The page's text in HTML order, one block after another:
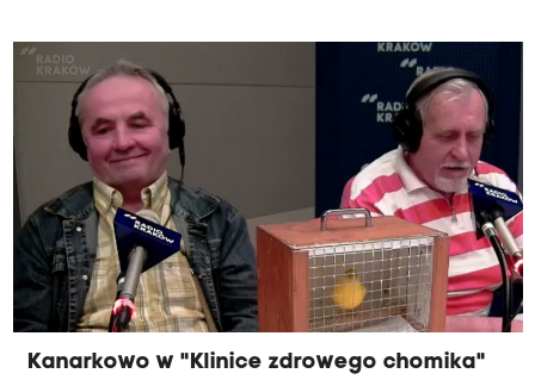
paszport dla naszego psa lub kota? O tym w
sobotniej audycji Radia Kraków rozmawiają
Justyna Kasińska, Grzegorz Bernasik, Wojciech
Kujawski i Andrzej Jaworski. Nie zabrakło też wielu
opowieści słuchaczy Radia Kraków. Posłuchajcie:
Kanarkowo w "Klinice zdrowego chomika"